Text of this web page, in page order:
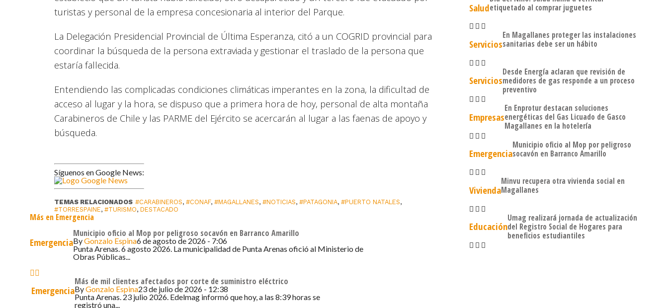
turistas y personal de la empresa concesionaria al interior del Parque.
La Delegación Presidencial Provincial de Última Esperanza, citó a un COGRID provincial para
coordinar la búsqueda de la persona extraviada y gestionar el traslado de la persona que
estaría fallecida.
Entendiendo las complicadas condiciones climáticas imperantes en la zona, la dificultad de
acceso al lugar y la hora, se dispuso que a primera hora de hoy, personal de alta montaña
Carabineros de Chile y las PARME del Ejército se acercarán al lugar a las faenas de apoyo y
búsqueda.
Síguenos en Google News:
TEMAS RELACIONADOS #CARABINEROS,#CONAF,#MAGALLANES,#NOTICIAS,#PATAGONIA,#PUERTO NATALES,
#TORRESPAINE,#TURISMO,DESTACADO
Más en Emergencia
Emergencia
Municipio oficio al Mop por peligroso socavón en Barranco Amarillo
ByGonzalo Espina6 de agosto de 2026 - 7:06
Punta Arenas. 6 agosto 2026. La municipalidad de Punta Arenas ofició al Ministerio de
Obras Públicas...
Emergencia
Más de mil clientes afectados por corte de suministro eléctrico
ByGonzalo Espina23 de julio de 2026 - 12:38
Punta Arenas. 23 julio 2026. Edelmag informó que hoy, a las 8:39 horas se
registró una...
Saludetiquetado al comprar juguetes
Servicios
En Magallanes proteger las instalaciones
sanitarias debe ser un hábito
Servicios
Desde Energía aclaran que revisión de
medidores de gas responde a un proceso
preventivo
Empresas
En Enprotur destacan soluciones
energéticas del Gas Licuado de Gasco
Magallanes en la hotelería
Emergencia
Municipio oficio al Mop por peligroso
socavón en Barranco Amarillo
Vivienda
Minvu recupera otra vivienda social en
Magallanes
Educación
Umag realizará jornada de actualización
del Registro Social de Hogares para
beneficios estudiantiles